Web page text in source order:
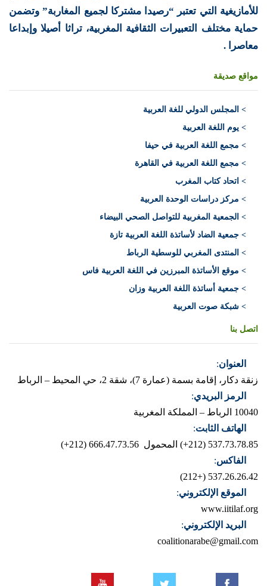
للأمازيغية التي تعتبر “رصيدا مشتركا لجميع المغاربة” وتضمن
حماية مختلف التعبيرات الثقافية المغربية، تراثا أصيلا وإبداعا
معاصرا .
مواقع صديقة
> المجلس الدولي للغة العربية
> يوم اللغة العربية
> مجمع اللغة العربية في حيفا
> مجمع اللغة العربية في القاهرة
> اتحاد كتاب المغرب
> مركز دراسات الوحدة العربية
> الجمعية المغربية للتواصل الصحي البيضاء
> جمعية الضاد لأساتذة اللغة العربية تازة
> المنتدى المغربي للوسطية الرباط
> موقع الأساتذة المبرزين في اللغة العربية فاس
> جمعية أساتذة اللغة العربية وزان
> شبكة صوت العربية
اتصل بنا
العنوان:
زنقة دكار، إقامة بسمة (عمارة 7)، شقة 2، حي المحيط – الرباط
الرمز البريدي:
10040 الرباط – المملكة المغربية
الهاتف الثابت:
537.73.78.85 (212+)
المحمول 666.47.73.56 (212+)
الفاكس:
537.26.26.42 (+212)
الموقع الإلكتروني:
www.iitilaf.org
البريد الإلكتروني:
coalitionarabe@gmail.com